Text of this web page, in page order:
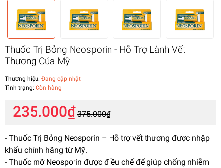
Thuốc Trị Bỏng Neosporin - Hỗ Trợ Lành Vết
Thương Của Mỹ
Thương hiệu: Đang cập nhật
Tình trạng: Còn hàng
235.000₫ 375.000₫
- Thuốc Trị Bỏng Neosporin – Hỗ trợ vết thương được nhập
khẩu chính hãng từ Mỹ.
- Thuốc mỡ Neosporin được điều chế để giúp chống nhiễm